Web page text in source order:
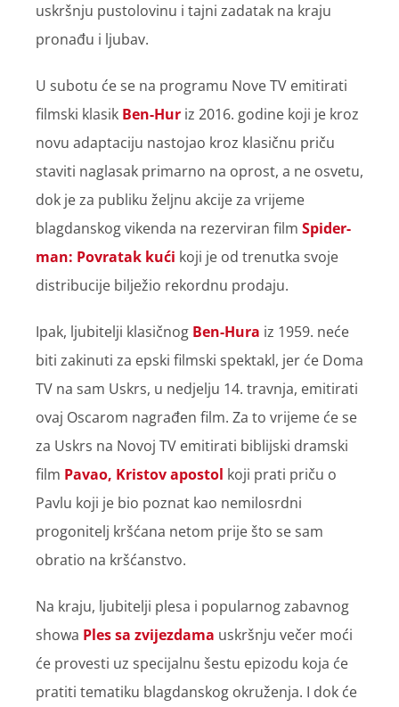
uskršnju pustolovinu i tajni zadatak na kraju
pronađu i ljubav.
U subotu će se na programu Nove TV emitirati
filmski klasik Ben-Hur iz 2016. godine koji je kroz
novu adaptaciju nastojao kroz klasičnu priču
staviti naglasak primarno na oprost, a ne osvetu,
dok je za publiku željnu akcije za vrijeme
blagdanskog vikenda na rezerviran film Spider-
man: Povratak kući koji je od trenutka svoje
distribucije bilježio rekordnu prodaju.
Ipak, ljubitelji klasičnog Ben-Hura iz 1959. neće
biti zakinuti za epski filmski spektakl, jer će Doma
TV na sam Uskrs, u nedjelju 14. travnja, emitirati
ovaj Oscarom nagrađen film. Za to vrijeme će se
za Uskrs na Novoj TV emitirati biblijski dramski
film Pavao, Kristov apostol koji prati priču o
Pavlu koji je bio poznat kao nemilosrdni
progonitelj kršćana netom prije što se sam
obratio na kršćanstvo.
Na kraju, ljubitelji plesa i popularnog zabavnog
showa Ples sa zvijezdama uskršnju večer moći
će provesti uz specijalnu šestu epizodu koja će
pratiti tematiku blagdanskog okruženja. I dok će